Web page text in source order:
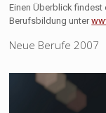
Einen Überblick
Berufsbildung unter
Neue Berufe 2007